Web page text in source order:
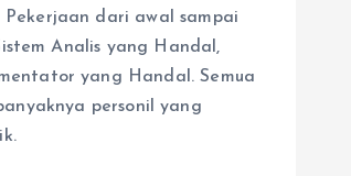
dari awal sampai
Analis yang Handal,
yang Handal. Semua
personil yang